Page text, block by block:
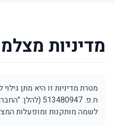
מדיניות
ח.פ.
לשמה מותקנות ומופעלות